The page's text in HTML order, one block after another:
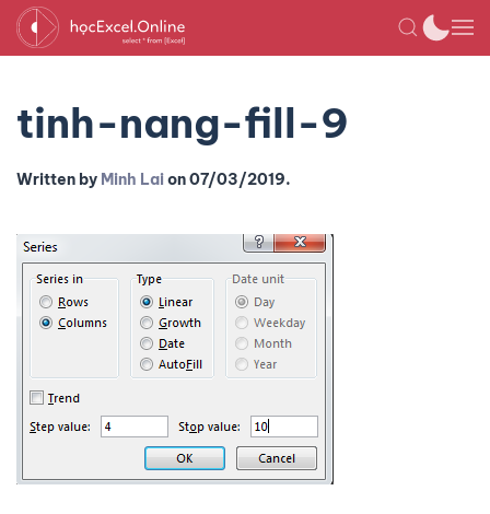
tinh-nang-fill-9
Written by Minh Laion07/03/2019.